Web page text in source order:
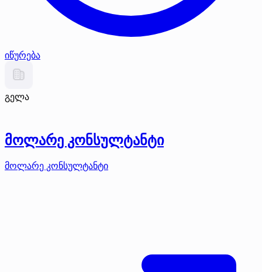
იწურება
გელა
მოლარე კონსულტანტი
მოლარე კონსულტანტი